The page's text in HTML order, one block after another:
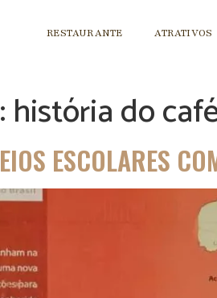
RESTAURANTE ATRATIVOS
história do
ESCOLARES